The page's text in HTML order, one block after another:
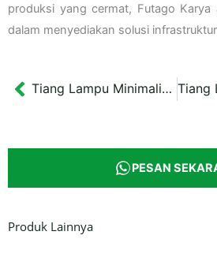
produksi yang cermat, Futago Karya
dalam menyediakan solusi
Prev Tiang Lampu Minimalis Pembangunan Embung KIPP Kaltim Tinggi 41 cm
PESAN
Produk Lainnya